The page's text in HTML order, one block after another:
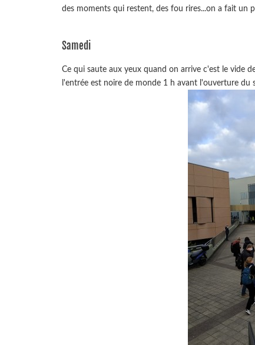
des moments qui restent, des fou rires...on a fait un
Samedi
Ce qui saute aux yeux quand on arrive c'est le vide
l'entrée est noire de monde 1 h avant l'ouverture